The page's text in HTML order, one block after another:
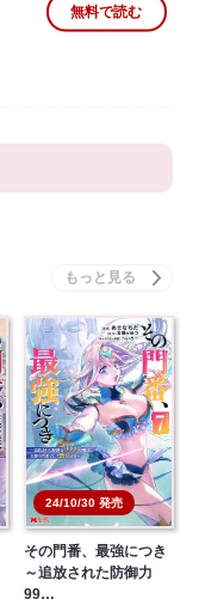
無料で読む
24/10/30 発売
その門番、最強につき
～追放された防御力
99…